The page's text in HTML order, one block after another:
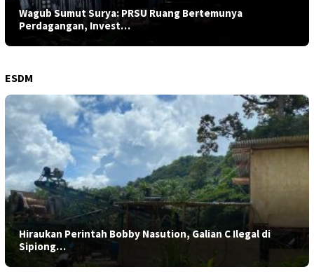
Wagub Sumut Surya: PRSU Ruang Bertemunya
Perdagangan, Invest…
ESDM
Hiraukan Perintah Bobby Nasution, Galian C Ilegal di
Sipiong…